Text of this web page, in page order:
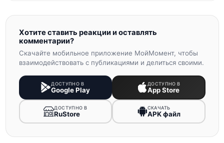
Хотите ставить реакции и оставлять
комментарии?
Скачайте мобильное приложение МойМомент, чтобы
взаимодействовать с публикациями и делиться своими.
ДОСТУПНО В
Google Play
ДОСТУПНО В
App Store
ДОСТУПНО В
RuStore
СКАЧАТЬ
APK файл